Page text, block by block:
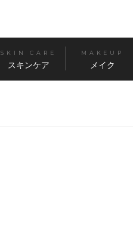
SKIN CARE
スキンケア
MAKEUP
メイク